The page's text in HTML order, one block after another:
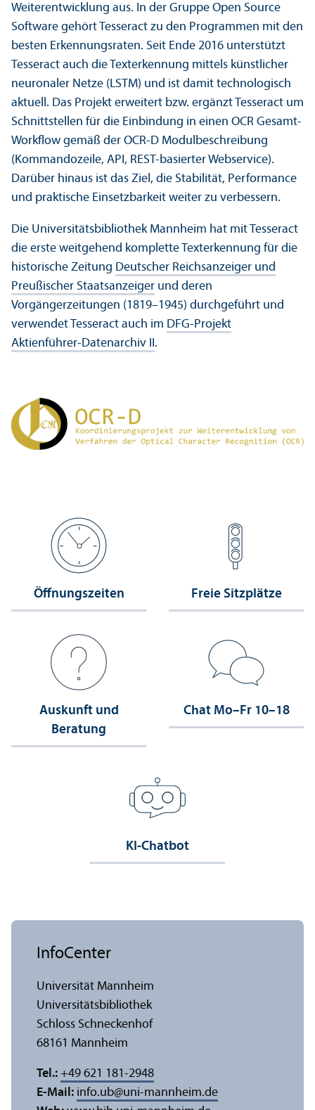
Weiter­entwicklung aus. In der Gruppe Open Source
Software gehört Tesseract zu den Programmen mit den
besten Erkennungs­raten. Seit Ende 2016 unter­stützt
Tesseract auch die Texterkennung mittels künstlicher
neuronaler Netze (LSTM) und ist damit technologisch
aktuell. Das Projekt erweitert bzw. ergänzt Tesseract um
Schnittstellen für die Einbindung in einen OCR Gesamt-
Workflow gemäß der OCR-D Modulbeschreibung
(Kommandozeile, API, REST-basierter Webservice).
Darüber hinaus ist das Ziel, die Stabilität, Performance
und praktische Einsetzbarkeit weiter zu verbessern.
Die Universitäts­bibliothek Mannheim hat mit Tesseract
die erste weitgehend komplette Texterkennung für die
historische Zeitung Deutscher Reichsanzeiger und
Preußischer Staats­anzeiger und deren
Vorgängerzeitungen (1819–1945) durchgeführt und
verwendet Tesseract auch im DFG-Projekt
Aktienführer-Datenarchiv II.
Öffnungs­zeiten Freie Sitzplätze
Auskunft und
Beratung
Chat Mo–Fr 10–18
KI-Chatbot
InfoCenter
Universität Mannheim
Universitäts­bibliothek
Schloss Schneckenhof
68161 Mannheim
Tel.: +49 621 181-2948
E-Mail: info.ub@uni-mannheim.de